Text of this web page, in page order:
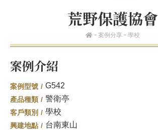
荒野保護協會
案例分享 學校
案例介紹
案例型號 G542
產品種類 警衛亭
客戶類別 學校
興建地點 台南東山